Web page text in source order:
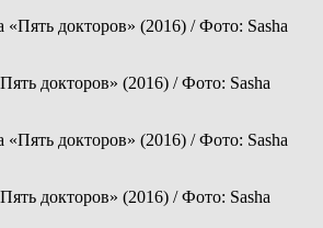
докторов» (2016) / Фото: Sasha
докторов» (2016) / Фото: Sasha